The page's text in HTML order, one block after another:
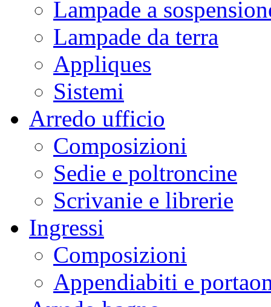
Lampade a
Lampade da terra
Appliques
Sistemi
Arredo ufficio
Composizioni
Sedie e poltroncine
Scrivanie e librerie
Ingressi
Composizioni
Appendiabiti e